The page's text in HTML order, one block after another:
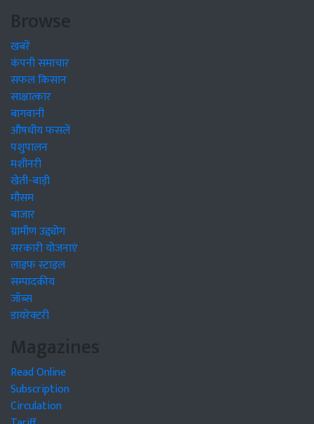
Browse
खबरें
कंपनी समाचार
सफल किसान
साक्षात्कार
बागवानी
औषधीय फसलें
पशुपालन
मशीनरी
खेती-बाड़ी
मौसम
बाजार
ग्रामीण उद्द्योग
सरकारी योजनाएं
लाइफ स्टाइल
सम्पादकीय
जॉब्स
डायरेक्टरी
Magazines
Read Online
Subscription
Circulation